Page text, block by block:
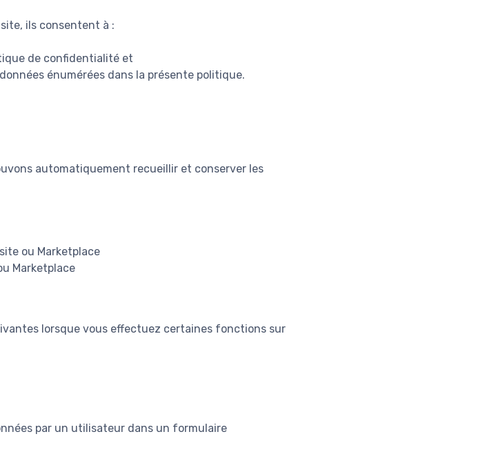
ils consentent à :
de confidentialité et
énumérées dans la présente politique.
automatiquement recueillir et conserver les
ou Marketplace
Marketplace
lorsque vous effectuez certaines fonctions sur
par un utilisateur dans un formulaire